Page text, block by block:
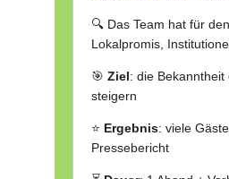
🔍 Das Team hat für
Lokalpromis,
🎯 Ziel: die
steigern
⭐ Ergebnis: viele
Pressebericht